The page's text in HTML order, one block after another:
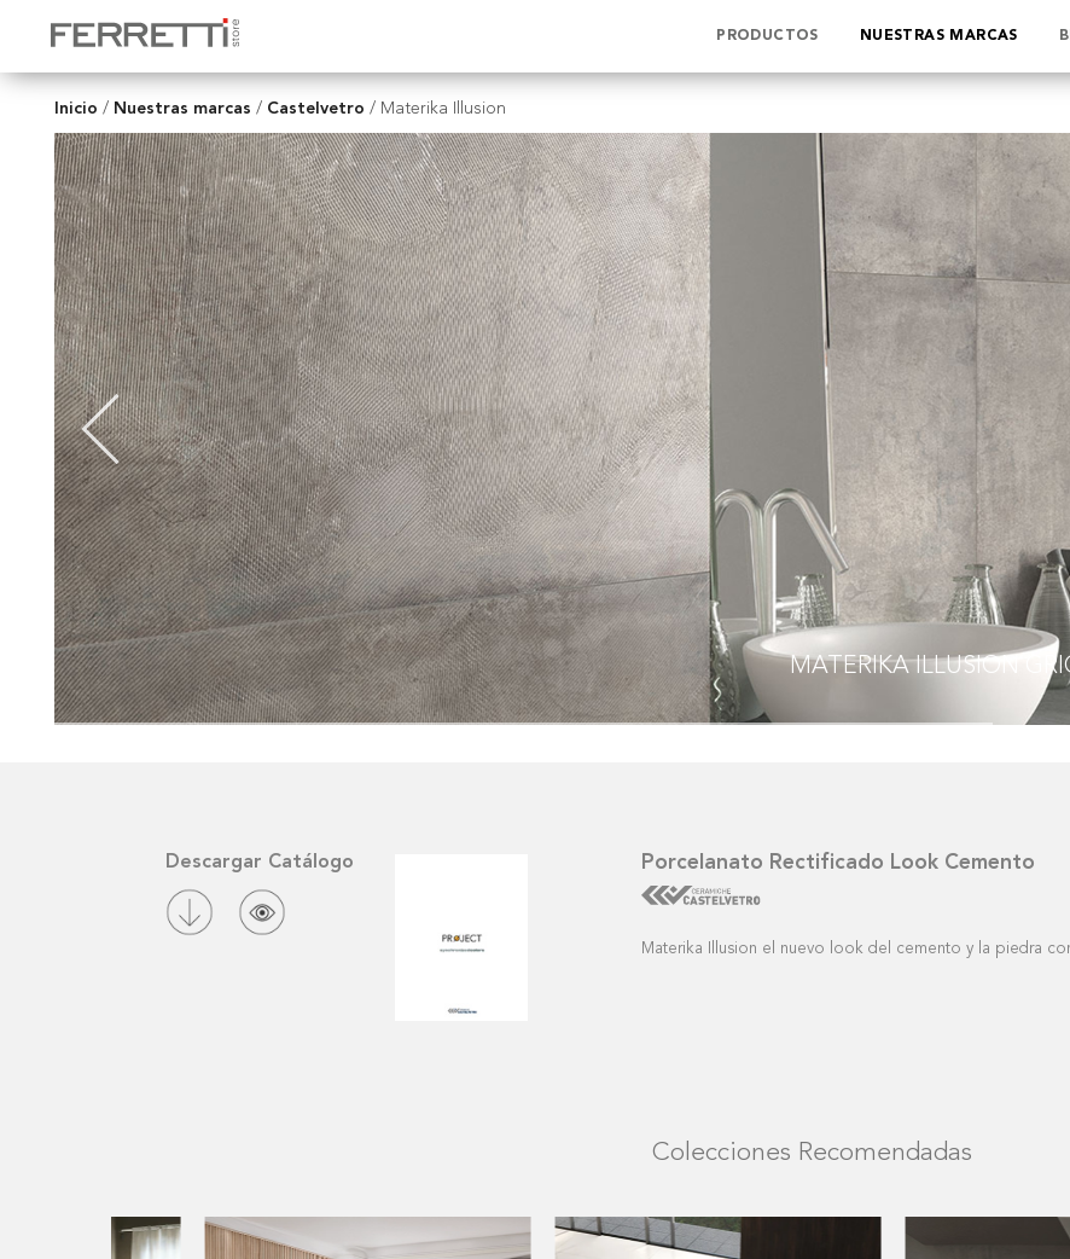
PRODUCTOS NUESTRAS MARCAS
Inicio / Nuestras marcas / Castelvetro / Materika Illusion
MATERIKA ILLUSION
Descargar Catálogo Porcelanato Rectificado Look Cemento
Materika Illusion el nuevo look del cemento y la piedra
Colecciones Recomendadas